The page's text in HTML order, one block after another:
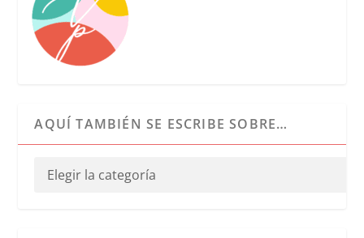
AQUÍ TAMBIÉN SE ESCRIBE SOBRE…